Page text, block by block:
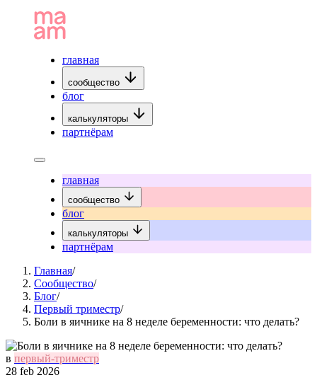
главная
сообщество
блог
калькуляторы
партнёрам
главная
сообщество
блог
калькуляторы
партнёрам
Главная/
Сообщество/
Блог/
Первый триместр/
Боли в яичнике на 8 неделе беременности: что делать?
в первый-триместр
28 feb 2026